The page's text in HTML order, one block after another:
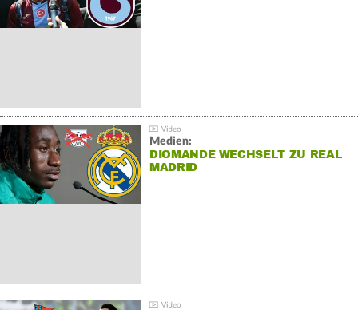
Medien:
DIOMANDE WECHSELT ZU REAL
MADRID